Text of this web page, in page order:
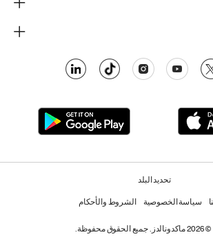
تحديد البلد
سياسة الخصوصية الشروط والأحكام
© 2026 ماكدونالدز. جميع الحقوق محفوظة.